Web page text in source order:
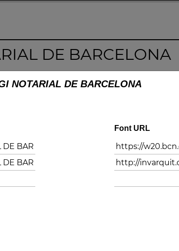
DE BARCELONA
NOTARIAL DE BARCELONA
Font URL
/